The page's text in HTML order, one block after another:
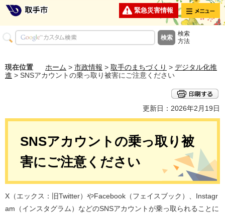
緊急災害情報 メニュー
検索
方法
現在位置 ホーム > 市政情報 > 取手のまちづくり > デジタル化推
進 > SNSアカウントの乗っ取り被害にご注意ください
更新日：2026年2月19日
SNSアカウントの乗っ取り被
害にご注意ください
X（エックス：旧Twitter）やFacebook（フェイスブック）、Instagr
am（インスタグラム）などのSNSアカウントが乗っ取られることに